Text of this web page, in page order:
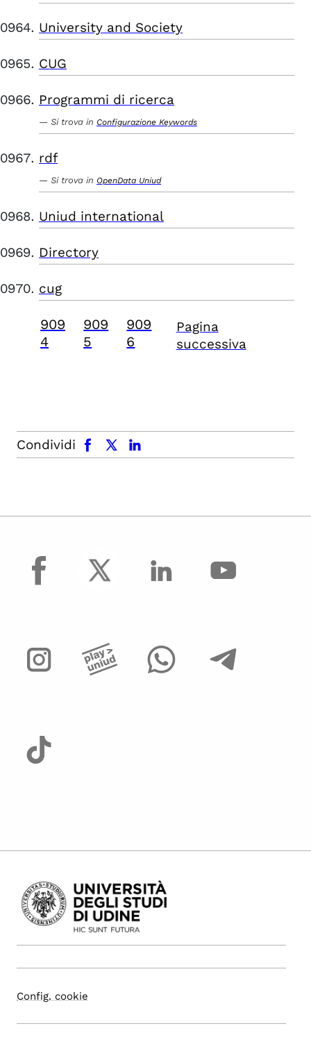
University and Society
CUG
Programmi di ricerca
Si trova in Configurazione Keywords
rdf
Si trova in OpenData Uniud
Uniud international
Directory
cug
909
4
909
5
909
6
Pagina
successiva
Condividi
facebook x.com linkedin
facebook
Config. cookie